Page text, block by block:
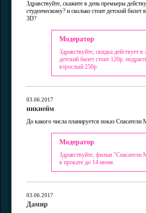
Здравствуйте, скажите в день премьеры
студенческому? и сколько стоит детский билет
3D?
Модератор
Здравствуйте, скидка действует
детский билет стоит 120р.
взрослый 250р.
03.06.2017
никнейм
До какого числа планируется показ Спасатели
Модератор
Здравствуйте, фильм "Спасатели
в прокате до 14 июня.
03.06.2017
Дамир